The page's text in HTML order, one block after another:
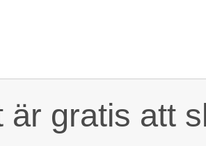
är gratis att